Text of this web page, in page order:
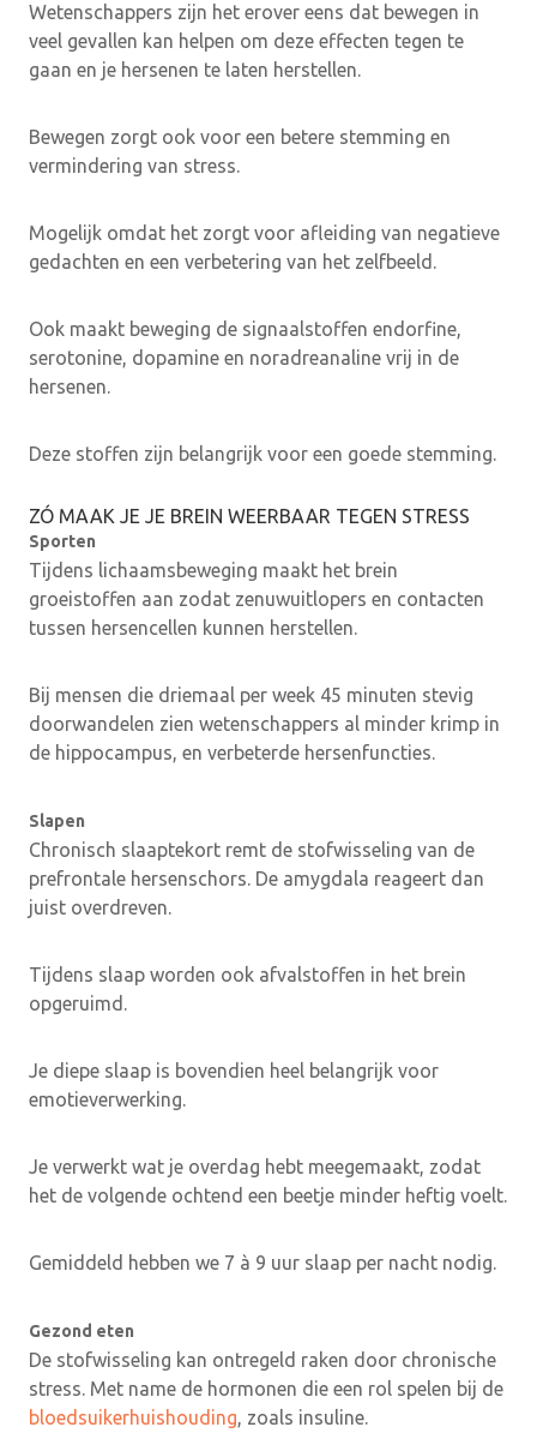
Wetenschappers zijn het erover eens dat bewegen in
veel gevallen kan helpen om deze effecten tegen te
gaan en je hersenen te laten herstellen.
Bewegen zorgt ook voor een betere stemming en
vermindering van stress.
Mogelijk omdat het zorgt voor afleiding van negatieve
gedachten en een verbetering van het zelfbeeld.
Ook maakt beweging de signaalstoffen endorfine,
serotonine, dopamine en noradreanaline vrij in de
hersenen.
Deze stoffen zijn belangrijk voor een goede stemming.
ZÓ MAAK JE JE BREIN WEERBAAR TEGEN STRESS
Sporten
Tijdens lichaamsbeweging maakt het brein
groeistoffen aan zodat zenuwuitlopers en contacten
tussen hersencellen kunnen herstellen.
Bij mensen die driemaal per week 45 minuten stevig
doorwandelen zien wetenschappers al minder krimp in
de hippocampus, en verbeterde hersenfuncties.
Slapen
Chronisch slaaptekort remt de stofwisseling van de
prefrontale hersenschors. De amygdala reageert dan
juist overdreven.
Tijdens slaap worden ook afvalstoffen in het brein
opgeruimd.
Je diepe slaap is bovendien heel belangrijk voor
emotieverwerking.
Je verwerkt wat je overdag hebt meegemaakt, zodat
het de volgende ochtend een beetje minder heftig voelt.
Gemiddeld hebben we 7 à 9 uur slaap per nacht nodig.
Gezond eten
De stofwisseling kan ontregeld raken door chronische
stress. Met name de hormonen die een rol spelen bij de
bloedsuikerhuishouding, zoals insuline.